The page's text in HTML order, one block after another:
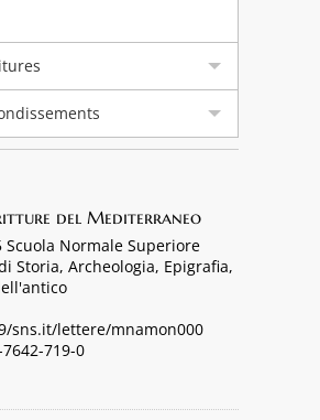
del Mediterraneo
Scuola Normale Superiore
Storia, Archeologia, Epigrafia,
sns.it/lettere/mnamon000
719-0